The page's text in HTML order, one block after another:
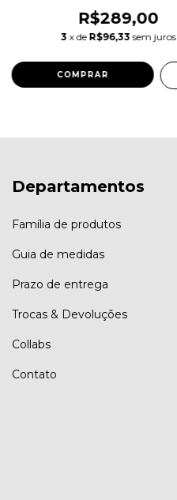
R$289,00
3 x de R$96,33 sem juros
COMPRAR
Departamentos
Família de produtos
Guia de medidas
Prazo de entrega
Trocas & Devoluções
Collabs
Contato